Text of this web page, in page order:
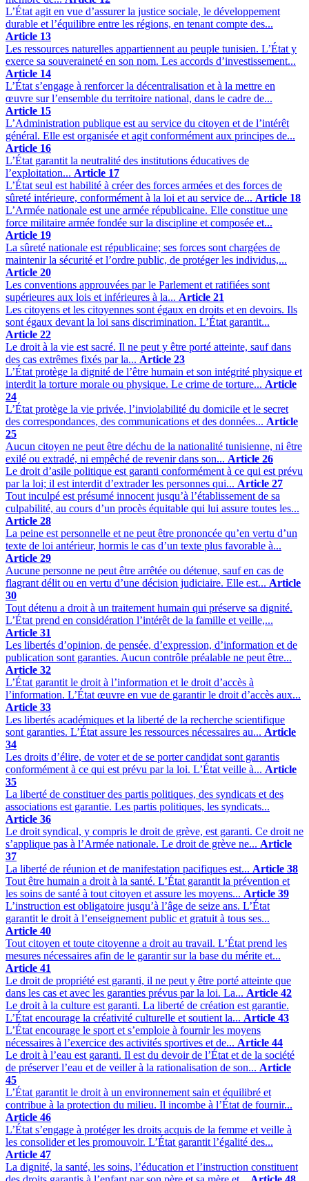
L’État agit en vue d’assurer la justice sociale, le développement
durable et l’équilibre entre les régions, en tenant compte des...
Article 13
Les ressources naturelles appartiennent au peuple tunisien. L’État y
exerce sa souveraineté en son nom. Les accords d’investissement...
Article 14
L’État s’engage à renforcer la décentralisation et à la mettre en
œuvre sur l’ensemble du territoire national, dans le cadre de...
Article 15
L’Administration publique est au service du citoyen et de l’intérêt
général. Elle est organisée et agit conformément aux principes de...
Article 16
L’État garantit la neutralité des institutions éducatives de
l’exploitation... Article 17
L’État seul est habilité à créer des forces armées et des forces de
sûreté intérieure, conformément à la loi et au service de... Article 18
L’Armée nationale est une armée républicaine. Elle constitue une
force militaire armée fondée sur la discipline et composée et...
Article 19
La sûreté nationale est républicaine; ses forces sont chargées de
maintenir la sécurité et l’ordre public, de protéger les individus,...
Article 20
Les conventions approuvées par le Parlement et ratifiées sont
supérieures aux lois et inférieures à la... Article 21
Les citoyens et les citoyennes sont égaux en droits et en devoirs. Ils
sont égaux devant la loi sans discrimination. L’État garantit...
Article 22
Le droit à la vie est sacré. Il ne peut y être porté atteinte, sauf dans
des cas extrêmes fixés par la... Article 23
L’État protège la dignité de l’être humain et son intégrité physique et
interdit la torture morale ou physique. Le crime de torture... Article
24
L’État protège la vie privée, l’inviolabilité du domicile et le secret
des correspondances, des communications et des données... Article
25
Aucun citoyen ne peut être déchu de la nationalité tunisienne, ni être
exilé ou extradé, ni empêché de revenir dans son... Article 26
Le droit d’asile politique est garanti conformément à ce qui est prévu
par la loi; il est interdit d’extrader les personnes qui... Article 27
Tout inculpé est présumé innocent jusqu’à l’établissement de sa
culpabilité, au cours d’un procès équitable qui lui assure toutes les...
Article 28
La peine est personnelle et ne peut être prononcée qu’en vertu d’un
texte de loi antérieur, hormis le cas d’un texte plus favorable à...
Article 29
Aucune personne ne peut être arrêtée ou détenue, sauf en cas de
flagrant délit ou en vertu d’une décision judiciaire. Elle est... Article
30
Tout détenu a droit à un traitement humain qui préserve sa dignité.
L’État prend en considération l’intérêt de la famille et veille,...
Article 31
Les libertés d’opinion, de pensée, d’expression, d’information et de
publication sont garanties. Aucun contrôle préalable ne peut être...
Article 32
L’État garantit le droit à l’information et le droit d’accès à
l’information. L’État œuvre en vue de garantir le droit d’accès aux...
Article 33
Les libertés académiques et la liberté de la recherche scientifique
sont garanties. L’État assure les ressources nécessaires au... Article
34
Les droits d’élire, de voter et de se porter candidat sont garantis
conformément à ce qui est prévu par la loi. L’État veille à... Article
35
La liberté de constituer des partis politiques, des syndicats et des
associations est garantie. Les partis politiques, les syndicats...
Article 36
Le droit syndical, y compris le droit de grève, est garanti. Ce droit ne
s’applique pas à l’Armée nationale. Le droit de grève ne... Article
37
La liberté de réunion et de manifestation pacifiques est... Article 38
Tout être humain a droit à la santé. L’État garantit la prévention et
les soins de santé à tout citoyen et assure les moyens... Article 39
L’instruction est obligatoire jusqu’à l’âge de seize ans. L’État
garantit le droit à l’enseignement public et gratuit à tous ses...
Article 40
Tout citoyen et toute citoyenne a droit au travail. L’État prend les
mesures nécessaires afin de le garantir sur la base du mérite et...
Article 41
Le droit de propriété est garanti, il ne peut y être porté atteinte que
dans les cas et avec les garanties prévus par la loi. La... Article 42
Le droit à la culture est garanti. La liberté de création est garantie.
L’État encourage la créativité culturelle et soutient la... Article 43
L’État encourage le sport et s’emploie à fournir les moyens
nécessaires à l’exercice des activités sportives et de... Article 44
Le droit à l’eau est garanti. Il est du devoir de l’État et de la société
de préserver l’eau et de veiller à la rationalisation de son... Article
45
L’État garantit le droit à un environnement sain et équilibré et
contribue à la protection du milieu. Il incombe à l’État de fournir...
Article 46
L’État s’engage à protéger les droits acquis de la femme et veille à
les consolider et les promouvoir. L’État garantit l’égalité des...
Article 47
La dignité, la santé, les soins, l’éducation et l’instruction constituent